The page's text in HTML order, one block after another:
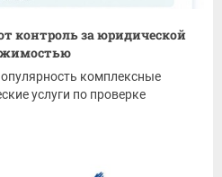
контроль за юридической
комплексные
услуги по проверке